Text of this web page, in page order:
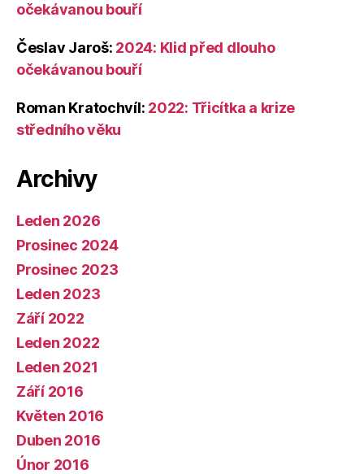
očekávanou bouří
Česlav Jaroš: 2024: Klid před dlouho
očekávanou bouří
Roman Kratochvíl: 2022: Třicítka a krize
středního věku
Archivy
Leden 2026
Prosinec 2024
Prosinec 2023
Leden 2023
Září 2022
Leden 2022
Leden 2021
Září 2016
Květen 2016
Duben 2016
Únor 2016